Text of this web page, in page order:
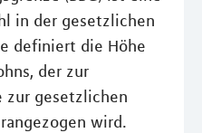
in der gesetzlichen
definiert die Höhe
der zur
zur gesetzlichen
wird.